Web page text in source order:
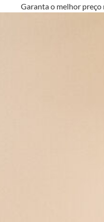
Garanta o melhor preço